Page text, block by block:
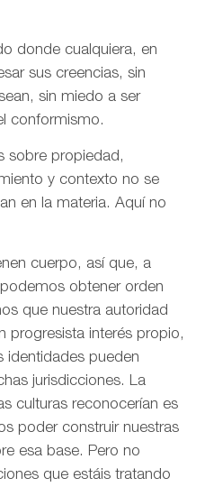
donde cualquiera, en
sus creencias, sin
sin miedo a ser
conformismo.
sobre propiedad,
y contexto no se
en la materia. Aquí no
cuerpo, así que, a
obtener orden
que nuestra autoridad
progresista interés propio,
identidades pueden
jurisdicciones. La
culturas reconocerían es
poder construir nuestras
esa base. Pero no
que estáis tratando